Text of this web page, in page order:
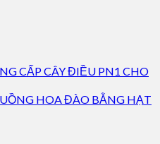
CẤP CÂY ĐIỀU PN1 CHO
HOA ĐÀO BẰNG HẠT